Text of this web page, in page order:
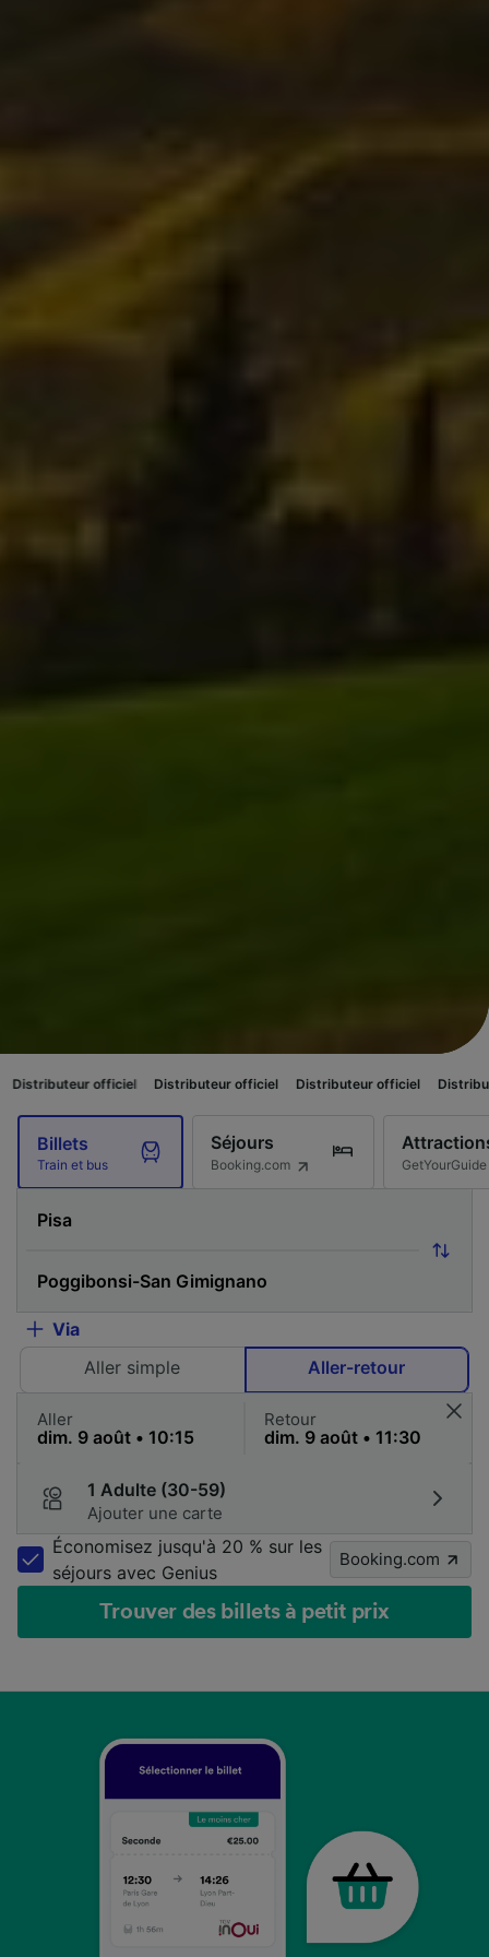
officiel Distributeur officiel Distributeur officiel Distributeur officiel
Billets
Train et bus
Séjours
Booking.com GetYourGuide
Via
Aller simple
Aller-retour
Aller Retour
1 Adulte (30-59)
Ajouter une carte
Économisez jusqu'à 20 % sur les
séjours avec Genius
Booking.com
Trouver des billets à petit prix